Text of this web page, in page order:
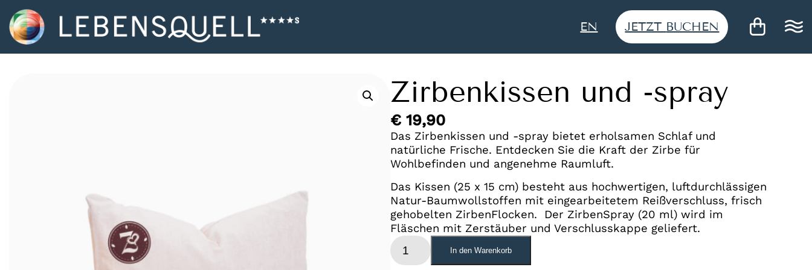
EN JETZT BUCHEN
Zirbenkissen und -spray
€19,90
Das Zirbenkissen und -spray bietet erholsamen Schlaf und
natürliche Frische. Entdecken Sie die Kraft der Zirbe für
Wohlbefinden und angenehme Raumluft.
Das Kissen (25 x 15 cm) besteht aus hochwertigen, luftdurchlässigen
Natur-Baumwollstoffen mit eingearbeitetem Reißverschluss, frisch
gehobelten ZirbenFlocken. Der ZirbenSpray (20 ml) wird im
Fläschen mit Zerstäuber und Verschlusskappe geliefert.
Zirbenkissen
und
In den Warenkorb